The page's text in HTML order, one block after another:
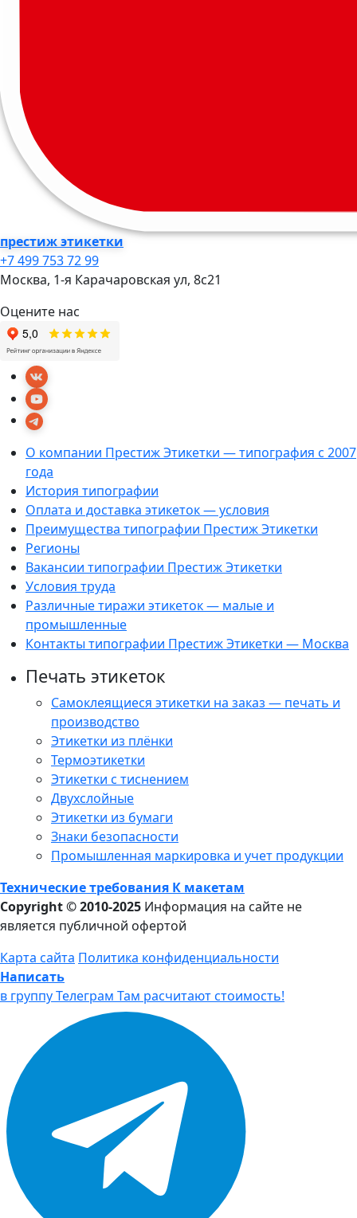
престиж этикетки
+7 499 753 72 99
Москва, 1-я Карачаровская ул, 8c21
Оцените нас
О компании Престиж Этикетки — типография с 2007
года
История типографии
Оплата и доставка этикеток — условия
Преимущества типографии Престиж Этикетки
Регионы
Вакансии типографии Престиж Этикетки
Условия труда
Различные тиражи этикеток — малые и
промышленные
Контакты типографии Престиж Этикетки — Москва
Печать этикеток
Самоклеящиеся этикетки на заказ — печать и
производство
Этикетки из плёнки
Термоэтикетки
Этикетки с тиснением
Двухслойные
Этикетки из бумаги
Знаки безопасности
Промышленная маркировка и учет продукции
Технические требования К макетам
Copyright © 2010-2025 Информация на сайте не
является публичной офертой
Карта сайта Политика конфиденциальности
Написать
в группу Телеграм Там расчитают стоимость!